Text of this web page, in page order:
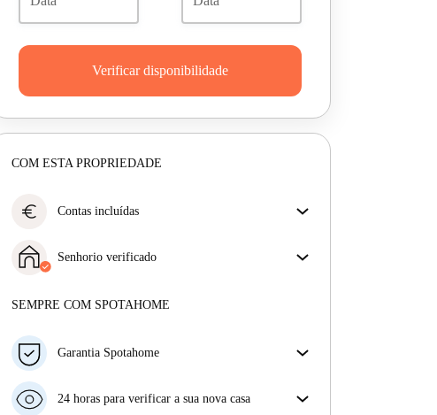
Verificar disponibilidade
COM ESTA PROPRIEDADE
euro Contas incluídas
incluídas. A renda e as contas estão todas incluídas
para uma experiência sem preocupações
Senhorio verificado
Mais sobre este senhorio
SEMPRE COM SPOTAHOME
Garantia Spotahome
antecedência, nós iremos A) pagar um hotel e ajudá-
24 horas para verificar a sua nova casa